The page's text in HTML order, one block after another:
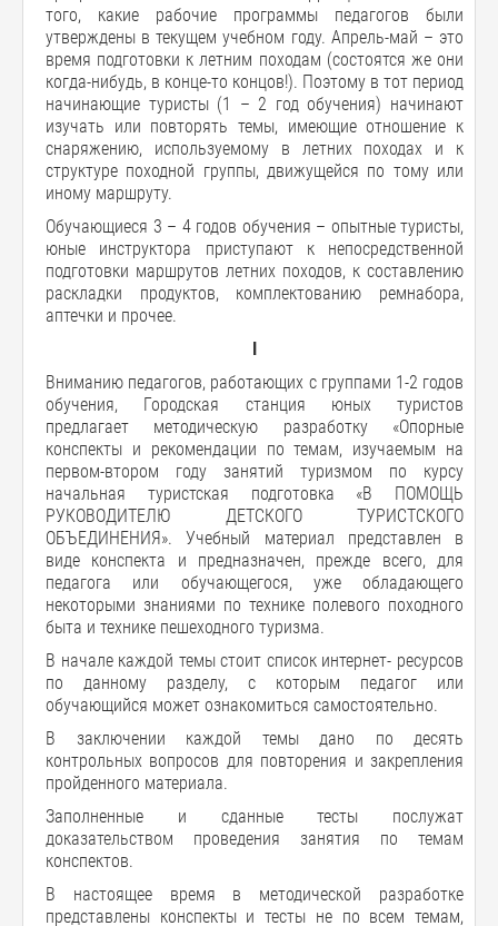
того, какие рабочие программы педагогов были
утверждены в текущем учебном году. Апрель-май – это
время подготовки к летним походам (состоятся же они
когда-нибудь, в конце-то концов!). Поэтому в тот период
начинающие туристы (1 – 2 год обучения) начинают
изучать или повторять темы, имеющие отношение к
снаряжению, используемому в летних походах и к
структуре походной группы, движущейся по тому или
иному маршруту.
Обучающиеся 3 – 4 годов обучения – опытные туристы,
юные инструктора приступают к непосредственной
подготовки маршрутов летних походов, к составлению
раскладки продуктов, комплектованию ремнабора,
аптечки и прочее.
I
Вниманию педагогов, работающих с группами 1-2 годов
обучения, Городская станция юных туристов
предлагает методическую разработку «Опорные
конспекты и рекомендации по темам, изучаемым на
первом-втором году занятий туризмом по курсу
начальная туристская подготовка «В ПОМОЩЬ
РУКОВОДИТЕЛЮ ДЕТСКОГО ТУРИСТСКОГО
ОБЪЕДИНЕНИЯ». Учебный материал представлен в
виде конспекта и предназначен, прежде всего, для
педагога или обучающегося, уже обладающего
некоторыми знаниями по технике полевого походного
быта и технике пешеходного туризма.
В начале каждой темы стоит список интернет- ресурсов
по данному разделу, с которым педагог или
обучающийся может ознакомиться самостоятельно.
В заключении каждой темы дано по десять
контрольных вопросов для повторения и закрепления
пройденного материала.
Заполненные и сданные тесты послужат
доказательством проведения занятия по темам
конспектов.
В настоящее время в методической разработке
представлены конспекты и тесты не по всем темам,